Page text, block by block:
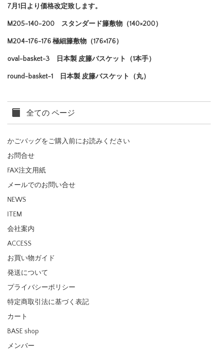
7月1日より価格改定致します。
M205-140-200 スタンダード籐敷物（140×200）
M204-176-176 極細籐敷物（176×176）
oval-basket-3 日本製 皮籐バスケット（1本手）
round-basket-1 日本製 皮籐バスケット（丸）
全ての ページ
かごバッグをご購入前にお読みください
お問合せ
FAX注文用紙
メールでのお問い合せ
NEWS
ITEM
会社案内
ACCESS
お買い物ガイド
発送について
プライバシーポリシー
特定商取引法に基づく表記
カート
BASE shop
メンバー